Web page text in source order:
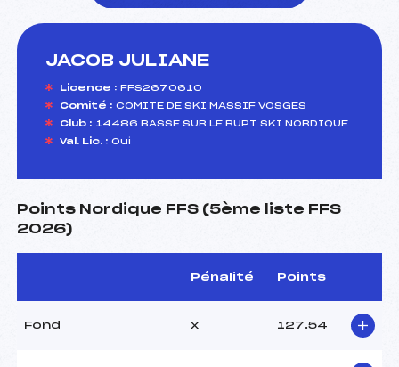
JACOB JULIANE
Licence : FFS2670610
Comité : COMITE DE SKI MASSIF VOSGES
Club : 14486 BASSE SUR LE RUPT SKI NORDIQUE
Val. Lic. : Oui
Points Nordique FFS (5ème liste FFS
2026)
Pénalité Points
Fond x 127.54